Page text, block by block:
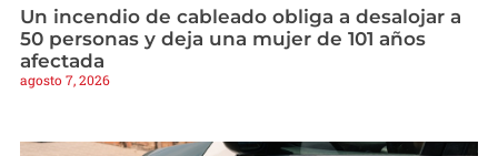
Un incendio de cableado obliga a desalojar a
50 personas y deja una mujer de 101 años
afectada
agosto 7, 2026